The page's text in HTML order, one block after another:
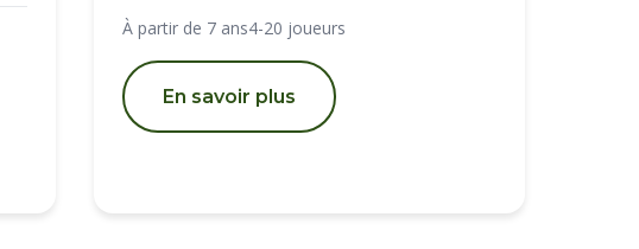
À partir de 7 ans4-20 joueurs
En savoir plus